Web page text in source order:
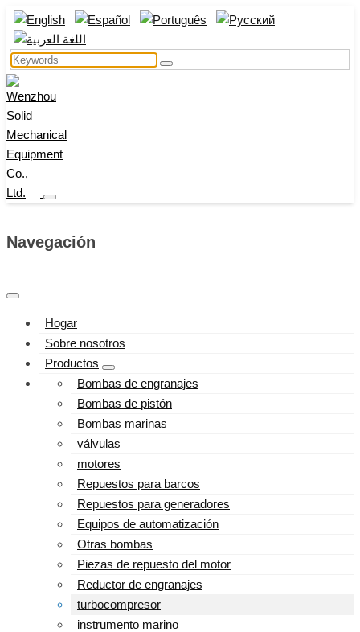
Navegación
Hogar
Sobre nosotros
Productos
Bombas de engranajes
Bombas de pistón
Bombas marinas
válvulas
motores
Repuestos para barcos
Repuestos para generadores
Equipos de automatización
Otras bombas
Piezas de repuesto del motor
Reductor de engranajes
turbocompresor
instrumento marino